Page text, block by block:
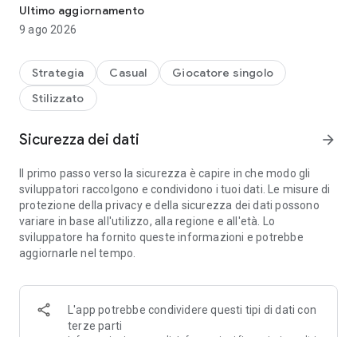
caratteristiche speciali nel tuo equipaggiamento per
distruggere il nemico. Distruggi orde di nemici nella modalità
company.
Vendicati degli oppressori; unisci squadre, inventa strategie
tattiche intelligenti - in guerra tutto è lecito!
all'apertura di uno spazio
collaborazione.
Distruggi il nemico per guadagnare oro e ottenere l'accesso a
nuovi carri armati nel negozio!
L'applicazione per l'utilizzo delle cisterne online ti consente
di:
- rivedere l'ultimo stato delle risorse di gioco
- accedere a nuove notizie sul progetto
Ultimo aggiornamento
9 ago 2026
Strategia Casual
Giocatore singolo
Stilizzato
Sicurezza dei dati arrow_forward
Il primo passo verso la sicurezza è capire in che modo gli
sviluppatori raccolgono e condividono i tuoi dati. Le misure di
protezione della privacy e della sicurezza dei dati possono
variare in base all'utilizzo, alla regione e all'età. Lo
sviluppatore ha fornito queste informazioni e potrebbe
aggiornarle nel tempo.
L'app potrebbe condividere questi tipi di dati con
terze parti